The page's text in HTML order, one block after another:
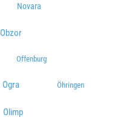
Novara
Obzor
Offenburg
Ogra Öhringen
Olimp